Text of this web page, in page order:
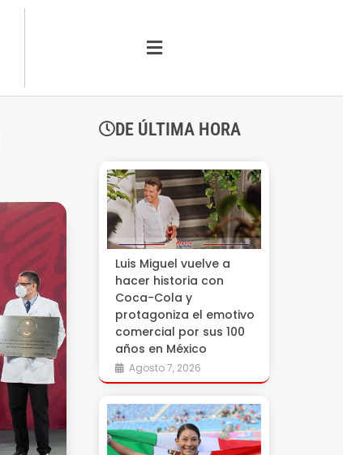
DE ÚLTIMA HORA
Luis Miguel vuelve a
hacer historia con
Coca-Cola y
protagoniza el emotivo
comercial por sus 100
años en México
Agosto 7, 2026